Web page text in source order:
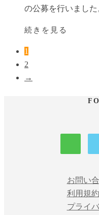
の公募を行いました
続きを見る
1
2
→
お問い
利用規約
プライ